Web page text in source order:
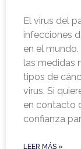
El virus del
infecciones
en el
las medidas
tipos de
virus. Si
en contacto
confianza
LEER MÁS »